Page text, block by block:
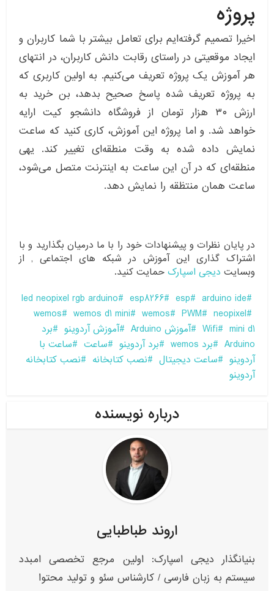
پروژه
اخیرا تصمیم گرفته‌ایم برای تعامل بیشتر با شما کاربران و
ایجاد موقعیتی در راستای رقابت دانش کاربران، در انتهای
هر آموزش یک پروژه تعریف می‌کنیم. به اولین کاربری که
به پروژه تعریف شده پاسخ صحیح بدهد، بن خرید به
ارزش ۳۰ هزار تومان از فروشگاه دانشجو کیت ارایه
خواهد شد. و اما پروژه این آموزش، کاری کنید که ساعت
نمایش داده شده به وقت منطقه‌ای تغییر کند. یهی
منطقه‌ای که در آن این ساعت به اینترنت متصل می‌شود،
ساعت همان منتظقه را نمایش دهد.
در پایان نظرات و پیشنهادات خود را با ما درمیان بگذارید و با
اشتراک گذاری این آموزش در شبکه های اجتماعی , از
وبسایت دیجی اسپارک حمایت کنید.
arduino ide
esp
esp8266
led neopixel rgb arduino
neopixel
PWM
wemos
wemos d1 mini
wemos
mini d1
Wifi آموزش Arduino آموزش آردوینو
برد
Arduino
برد wemos برد آردوینو ساعت
ساعت با
آردوینو
ساعت دیجیتال نصب کتابخانه
نصب کتابخانه
آردوینو
درباره نویسنده
اروند طباطبایی
بنیانگذار دیجی اسپارک: اولین مرجع تخصصی امبدد
سیستم به زبان فارسی / کارشناس سئو و تولید محتوا